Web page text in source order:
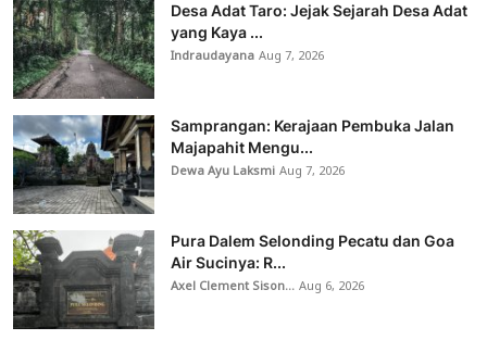
Desa Adat Taro: Jejak Sejarah Desa Adat
yang Kaya ...
IndraudayanaAug 7, 2026
Samprangan: Kerajaan Pembuka Jalan
Majapahit Mengu...
Dewa Ayu LaksmiAug 7, 2026
Pura Dalem Selonding Pecatu dan Goa
Air Sucinya: R...
Axel Clement Sison...Aug 6, 2026